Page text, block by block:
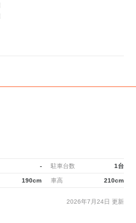
- 駐車台数 1台
190cm 車高 210cm
2026年7月24日 更新